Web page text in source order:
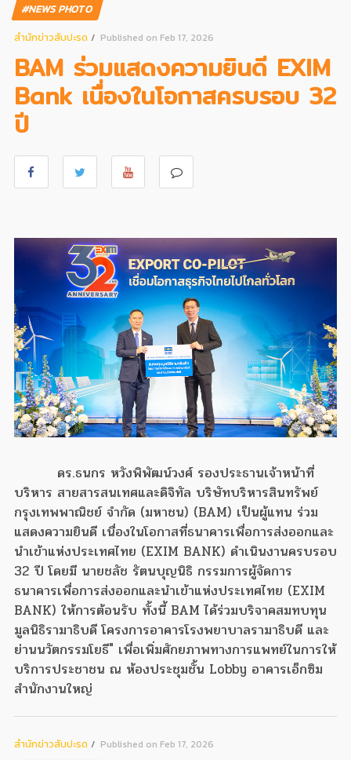
#NEWS PHOTO
สํานักข่าวสับปะรด
Published on Feb 17, 2026
BAM ร่วมแสดงความยินดี EXIM
Bank เนื่องในโอกาสครบรอบ 32
ปี
ดร.ธนกร หวังพิพัฒน์วงศ์ รองประธานเจ้าหน้าที่
บริหาร สายสารสนเทศและดิจิทัล บริษัทบริหารสินทรัพย์
กรุงเทพพาณิชย์ จำกัด (มหาชน) (BAM) เป็นผู้แทน ร่วม
แสดงความยินดี เนื่องในโอกาสที่ธนาคารเพื่อการส่งออกและ
นำเข้าแห่งประเทศไทย (EXIM BANK) ดำเนินงานครบรอบ
32 ปี โดยมี นายชลัช รัตนบุญนิธิ กรรมการผู้จัดการ
ธนาคารเพื่อการส่งออกและนำเข้าแห่งประเทศไทย (EXIM
BANK) ให้การต้อนรับ ทั้งนี้ BAM ได้ร่วมบริจาคสมทบทุน
มูลนิธิรามาธิบดี โครงการอาคารโรงพยาบาลรามาธิบดี และ
ย่านนวัตกรรมโยธี" เพื่อเพิ่มศักยภาพทางการแพทย์ในการให้
บริการประชาชน ณ ห้องประชุมชั้น Lobby อาคารเอ็กซิม
สำนักงานใหญ่
สํานักข่าวสับปะรด Published on Feb 17, 2026